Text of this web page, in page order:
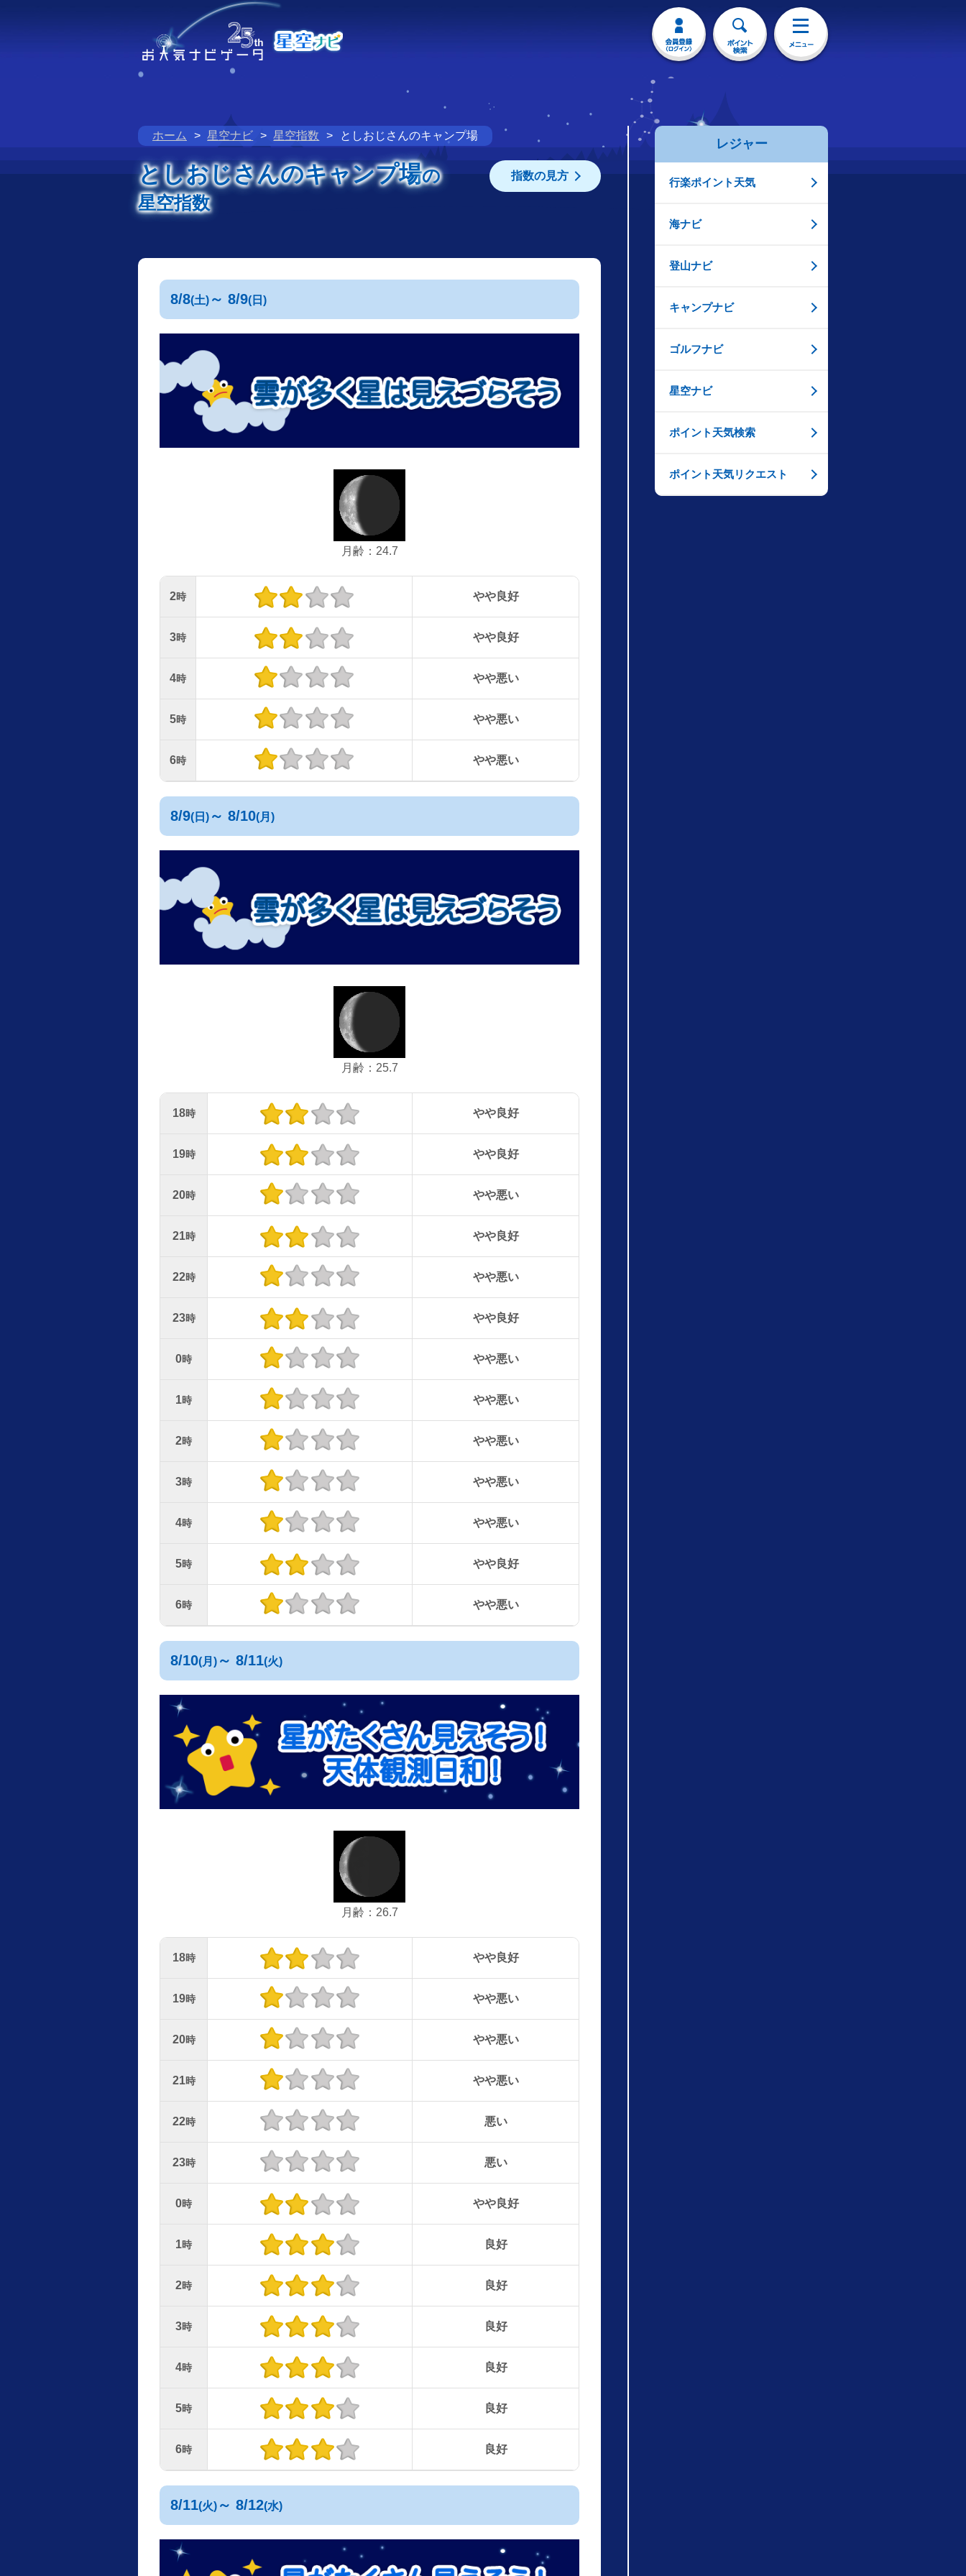
ホーム 星空ナビ 星空指数 としおじさんのキャンプ場
としおじさんのキャンプ場の
星空指数
指数の見方
8/8(土) ～ 8/9(日)
月齢：24.7
2時 やや良好
3時 やや良好
4時 やや悪い
5時 やや悪い
6時 やや悪い
8/9(日) ～ 8/10(月)
月齢：25.7
18時 やや良好
19時 やや良好
20時 やや悪い
21時 やや良好
22時 やや悪い
23時 やや良好
0時 やや悪い
1時 やや悪い
2時 やや悪い
3時 やや悪い
4時 やや悪い
5時 やや良好
6時 やや悪い
8/10(月) ～ 8/11(火)
月齢：26.7
18時 やや良好
19時 やや悪い
20時 やや悪い
21時 やや悪い
22時 悪い
23時 悪い
0時 やや良好
1時 良好
2時 良好
3時 良好
4時 良好
5時 良好
6時 良好
8/11(火) ～ 8/12(水)
レジャー
行楽ポイント天気
海ナビ
登山ナビ
キャンプナビ
ゴルフナビ
星空ナビ
ポイント天気検索
ポイント天気リクエスト